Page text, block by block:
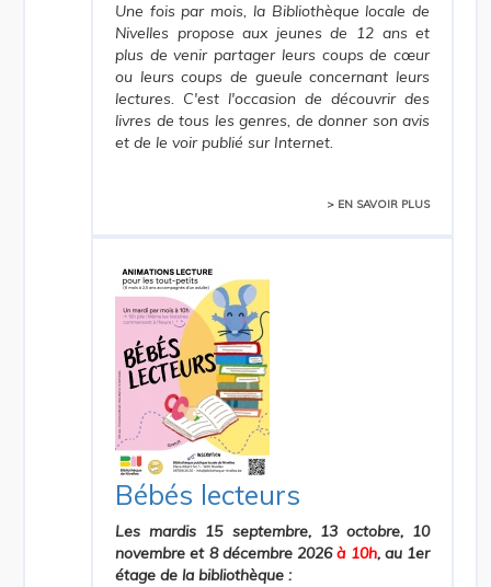
Une fois par mois, la Bibliothèque locale de
Nivelles propose aux jeunes de 12 ans et
plus de venir partager leurs coups de cœur
ou leurs coups de gueule concernant leurs
lectures. C'est l'occasion de découvrir des
livres de tous les genres, de donner son avis
et de le voir publié sur Internet.
> EN SAVOIR PLUS
Bébés lecteurs
Les mardis 15 septembre, 13 octobre, 10
novembre et 8 décembre 2026à 10h, au 1er
étage de la bibliothèque :